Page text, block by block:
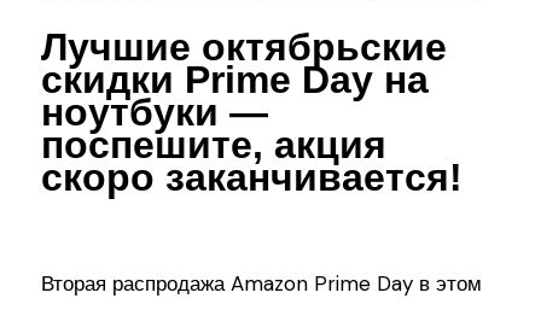
Лучшие октябрьские
скидки Prime Day на
ноутбуки —
поспешите, акция
скоро заканчивается!
Вторая распродажа Amazon Prime Day в этом